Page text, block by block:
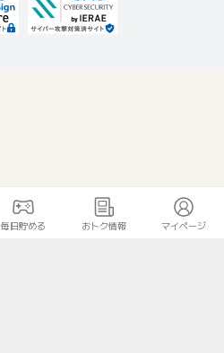
毎日貯める おトク情報 マイページ